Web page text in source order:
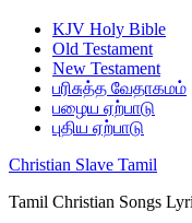
KJV Holy Bible
Old Testament
New Testament
பரிசுத்த வேதாகமம்
பழைய ஏற்பாடு
புதிய ஏற்பாடு
Christian Slave Tamil
Tamil Christian Songs